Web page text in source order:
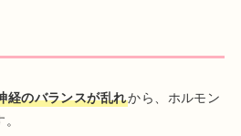
経のバランスが乱れから、ホルモン